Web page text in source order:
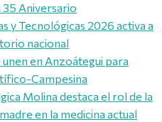
Aniversario
y Tecnológicas 2026 activa a
nacional
unen en Anzoátegui para
Campesina
Molina destaca el rol de la
en la medicina actual